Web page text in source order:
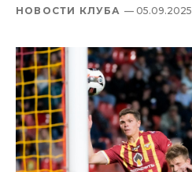
НОВОСТИ КЛУБА — 05.09.2025